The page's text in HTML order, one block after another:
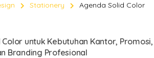
chevron_right Stationery chevron_right Agenda Solid Color
Color
untuk Kebutuhan Kantor, Promosi,
Branding Profesional